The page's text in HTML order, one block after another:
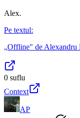
Alex.
Pe textul:
„Offline" de Alexandru
0 suflu
Context
AP